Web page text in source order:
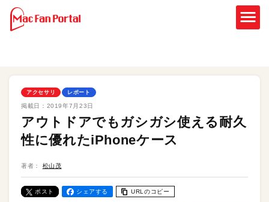
アクセサリ レポート
掲載日： 2019年7月23日
アウトドアでもガシガシ使える耐久
性に優れたiPhoneケース
著者： 松山茂
ポスト シェアする URLのコピー